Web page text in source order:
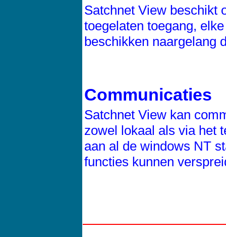
Satchnet View beschikt
toegelaten toegang,
beschikken naargelang
Communicaties
Satchnet View kan
zowel lokaal als via het
aan al de windows NT
functies kunnen